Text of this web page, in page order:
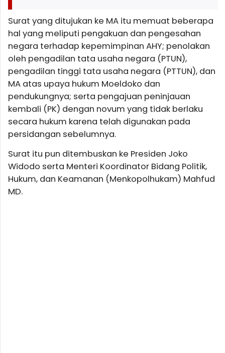
Surat yang ditujukan ke MA itu memuat beberapa
hal yang meliputi pengakuan dan pengesahan
negara terhadap kepemimpinan AHY; penolakan
oleh pengadilan tata usaha negara (PTUN),
pengadilan tinggi tata usaha negara (PTTUN), dan
MA atas upaya hukum Moeldoko dan
pendukungnya; serta pengajuan peninjauan
kembali (PK) dengan novum yang tidak berlaku
secara hukum karena telah digunakan pada
persidangan sebelumnya.
Surat itu pun ditembuskan ke Presiden Joko
Widodo serta Menteri Koordinator Bidang Politik,
Hukum, dan Keamanan (Menkopolhukam) Mahfud
MD.